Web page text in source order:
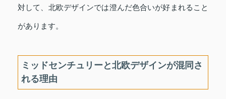
対して、北欧デザインでは澄んだ色合いが好まれること
があります。
ミッドセンチュリーと北欧デザインが混同さ
れる理由